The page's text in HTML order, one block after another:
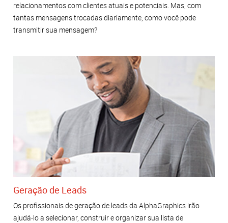
relacionamentos com clientes atuais e potenciais. Mas, com
tantas mensagens trocadas diariamente, como você pode
transmitir sua mensagem?
Geração de Leads
Os profissionais de geração de leads da AlphaGraphics irão
ajudá-lo a selecionar, construir e organizar sua lista de